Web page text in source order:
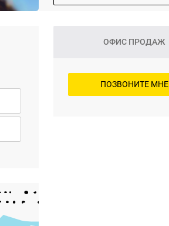
ОФИС ПРОДАЖ
ПОЗВОНИТЕ МНЕ